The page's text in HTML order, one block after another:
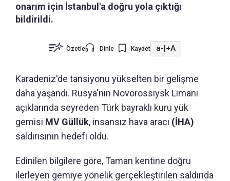
onarım için İstanbul'a doğru yola çıktığı
bildirildi.
Özetle Dinle Kaydet a- +A
Karadeniz'de tansiyonu yükselten bir gelişme
daha yaşandı. Rusya'nın Novorossiysk Limanı
açıklarında seyreden Türk bayraklı kuru yük
gemisi MV Güllük, insansız hava aracı (İHA)
saldırısının hedefi oldu.
Edinilen bilgilere göre, Taman kentine doğru
ilerleyen gemiye yönelik gerçekleştirilen saldırıda